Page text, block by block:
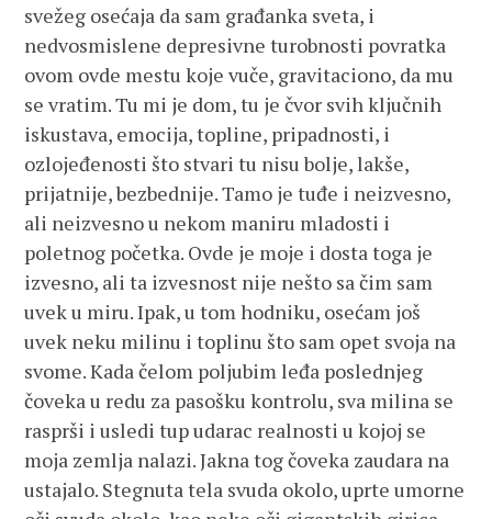
svežeg osećaja da sam građanka sveta, i
nedvosmislene depresivne turobnosti povratka
ovom ovde mestu koje vuče, gravitaciono, da mu
se vratim. Tu mi je dom, tu je čvor svih ključnih
iskustava, emocija, topline, pripadnosti, i
ozlojeđenosti što stvari tu nisu bolje, lakše,
prijatnije, bezbednije. Tamo je tuđe i neizvesno,
ali neizvesno u nekom maniru mladosti i
poletnog početka. Ovde je moje i dosta toga je
izvesno, ali ta izvesnost nije nešto sa čim sam
uvek u miru. Ipak, u tom hodniku, osećam još
uvek neku milinu i toplinu što sam opet svoja na
svome. Kada čelom poljubim leđa poslednjeg
čoveka u redu za pasošku kontrolu, sva milina se
rasprši i usledi tup udarac realnosti u kojoj se
moja zemlja nalazi. Jakna tog čoveka zaudara na
ustajalo. Stegnuta tela svuda okolo, uprte umorne